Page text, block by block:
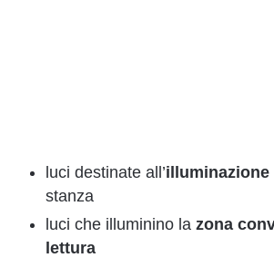
luci destinate all’illuminazione
stanza
luci che illuminino la zona
lettura